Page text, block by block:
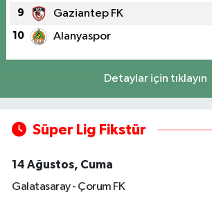
9 Gaziantep FK
10 Alanyaspor
Detaylar için tıklayın
Süper Lig Fikstür
14 Ağustos, Cuma
Galatasaray - Çorum FK